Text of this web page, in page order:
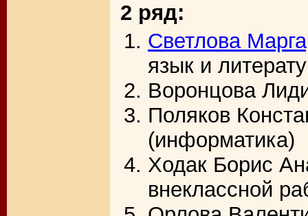
2 ряд:
Светлова
язык и
Воронцова
Поляков
(информатика)
Ходак Борис
внеклассной